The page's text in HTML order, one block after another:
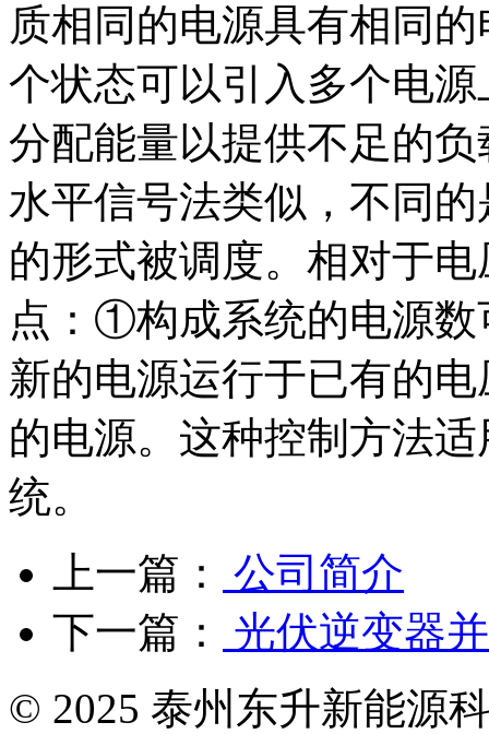
质相同的电源具有相同
个状态可以引入多个电
分配能量以提供不足的
水平信号法类似，不同
的形式被调度。相对于
点：①构成系统的电源
新的电源运行于已有的
的电源。这种控制方法
统。
上一篇：
公司简介
下一篇：
光伏逆变器
© 2025 泰州东升新能源